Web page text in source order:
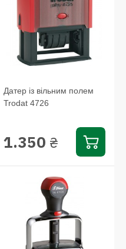
Датер із вільним полем
Trodat 4726
1.350 ₴